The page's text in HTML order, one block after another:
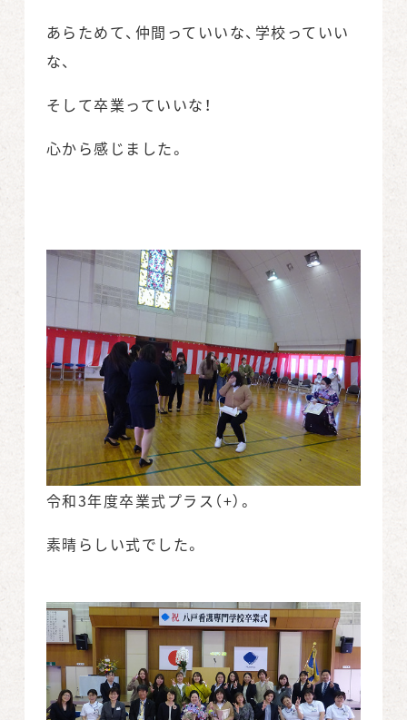
あらためて、仲間っていいな、学校っていい
な、
そして卒業っていいな！
心から感じました。
令和3年度卒業式プラス（+）。
素晴らしい式でした。